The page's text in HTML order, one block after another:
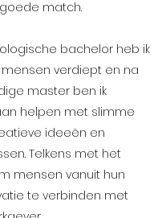
goede match.
bachelor heb ik
verdiept en na
master ben ik
helpen met slimme
ideeën en
Telkens met het
mensen vanuit hun
te verbinden met